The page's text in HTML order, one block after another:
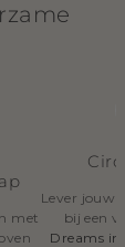
met
Lever jouw
bij een
Dreams